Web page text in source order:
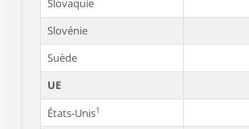
Slovaquie
Slovénie
Suède
UE
États-Unis1